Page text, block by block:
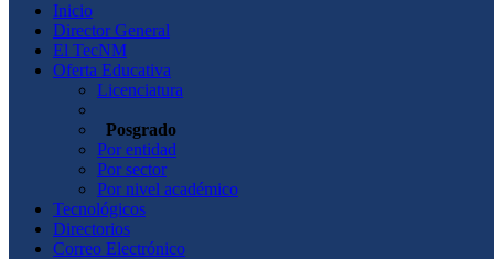
Inicio
Director General
El TecNM
Oferta Educativa
Licenciatura
Posgrado
Por entidad
Por sector
Por nivel académico
Tecnológicos
Directorios
Correo Electrónico